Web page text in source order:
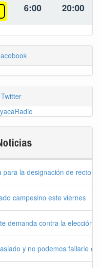
6:00 20:00
para la designación de rector
campesino este viernes
demanda contra la elección
y no podemos fallarle